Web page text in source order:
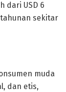
dari USD 6
sekitar
muda
dan etis,